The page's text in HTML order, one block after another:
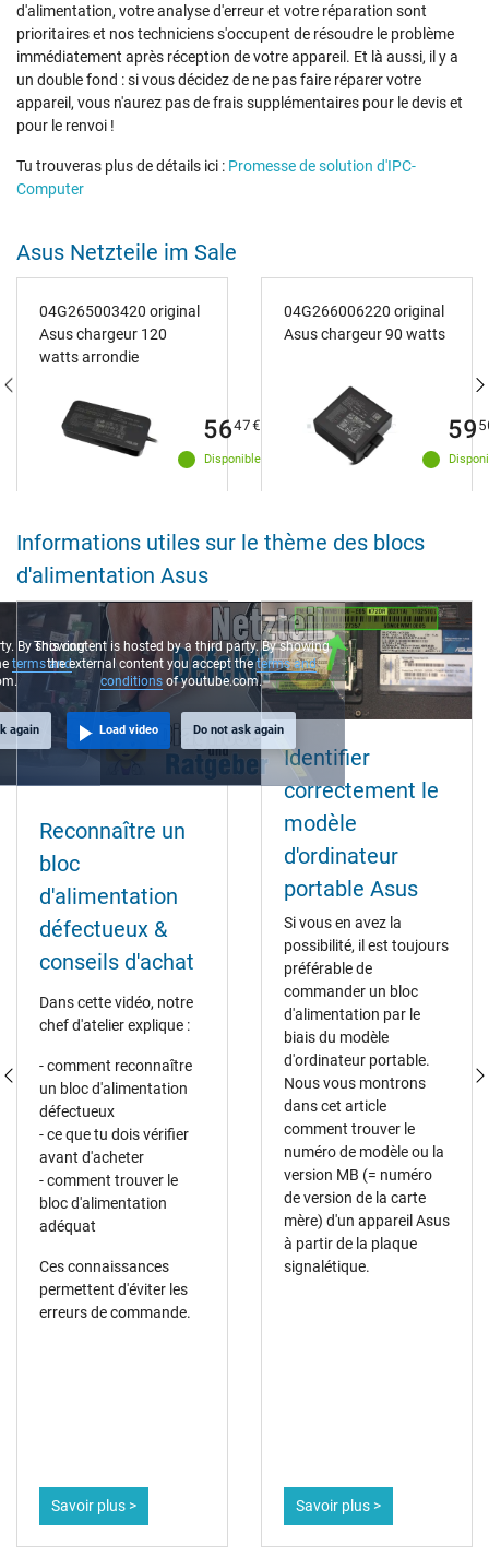
d'alimentation, votre analyse d'erreur et votre réparation sont
prioritaires et nos techniciens s'occupent de résoudre le problème
immédiatement après réception de votre appareil. Et là aussi, il y a
un double fond : si vous décidez de ne pas faire réparer votre
appareil, vous n'aurez pas de frais supplémentaires pour le devis et
pour le renvoi !
Tu trouveras plus de détails ici : Promesse de solution d'IPC-
Computer
Asus Netzteile im Sale
04G265003420 original
Asus chargeur 120
watts arrondie
Disponible
5647€
04G266006220 original
Asus chargeur 90 watts
59
Informations utiles sur le thème des blocs
d'alimentation Asus
By showing
terms and
again
This content is hosted by a third party. By showing
the external content you accept theterms and
conditions of youtube.com.
Load video Do not ask again
Reconnaître un
bloc
d'alimentation
défectueux &
conseils d'achat
Dans cette vidéo, notre
chef d'atelier explique :
- comment reconnaître
un bloc d'alimentation
défectueux
- ce que tu dois vérifier
avant d'acheter
- comment trouver le
bloc d'alimentation
adéquat
Ces connaissances
permettent d'éviter les
erreurs de commande.
Savoir plus >
Identifier
correctement le
modèle
d'ordinateur
portable Asus
Si vous en avez la
possibilité, il est toujours
préférable de
commander un bloc
d'alimentation par le
biais du modèle
d'ordinateur portable.
Nous vous montrons
dans cet article
comment trouver le
numéro de modèle ou la
version MB (= numéro
de version de la carte
mère) d'un appareil Asus
à partir de la plaque
signalétique.
Savoir plus >